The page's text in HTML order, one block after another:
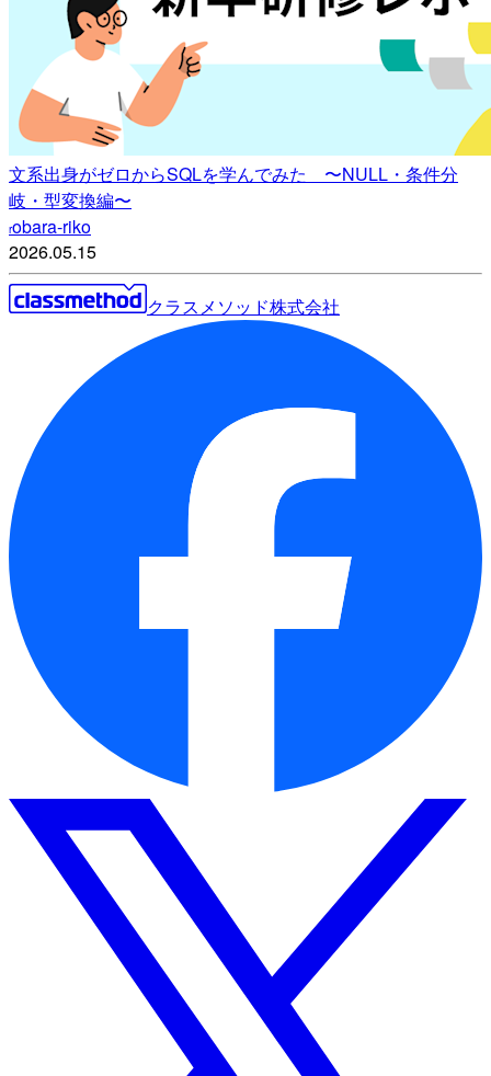
文系出身がゼロからSQLを学んでみた 〜NULL・条件分
岐・型変換編〜
robara-riko
2026.05.15
クラスメソッド株式会社